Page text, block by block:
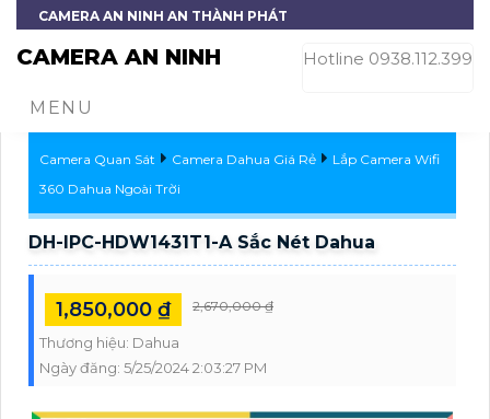
CAMERA AN NINH AN THÀNH PHÁT
CAMERA AN NINH Hotline 0938.112.399
MENU
Camera Quan Sát Camera Dahua Giá Rẻ
Lắp Camera Wifi
360 Dahua Ngoài Trời
DH-IPC-HDW1431T1-A Sắc Nét Dahua
1,850,000 ₫ 2,670,000 ₫
Thương hiệu: Dahua
Ngày đăng: 5/25/2024 2:03:27 PM